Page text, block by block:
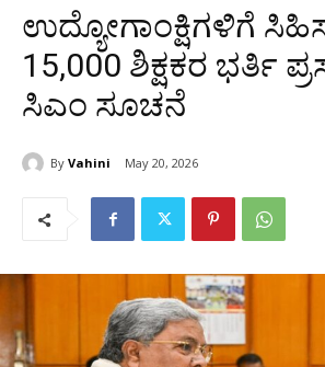
ಉದ್ಯೋಗಾಂಕ್ಷಿಗಳಿಗೆ
15,000 ಶಿಕ್ಷಕರ ಭರ್ತಿ
ಸಿಎಂ ಸೂಚನೆ
By Vahini May 20, 2026